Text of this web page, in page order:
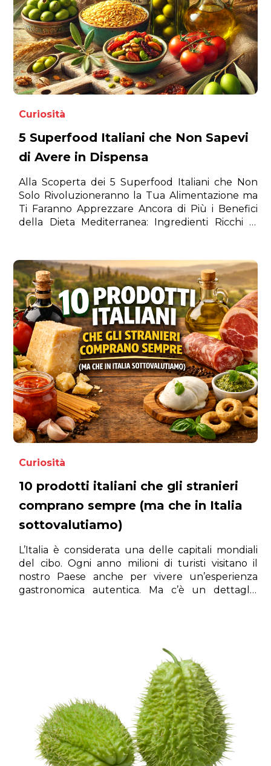
Curiosità
5 Superfood Italiani che Non Sapevi
di Avere in Dispensa
Alla Scoperta dei 5 Superfood Italiani che Non
Solo Rivoluzioneranno la Tua Alimentazione ma
Ti Faranno Apprezzare Ancora di Più i Benefici
della Dieta Mediterranea: Ingredienti Ricchi di
Tradizioni Culinare del Nostro Paese,
Direttamente Dalla Tua Dispensa alla Tua Tavola
Curiosità
10 prodotti italiani che gli stranieri
comprano sempre (ma che in Italia
sottovalutiamo)
L’Italia è considerata una delle capitali mondiali
del cibo. Ogni anno milioni di turisti visitano il
nostro Paese anche per vivere un’esperienza
gastronomica autentica. Ma c’è un dettaglio